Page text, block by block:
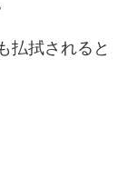
払拭されると